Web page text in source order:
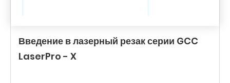
Введение в лазерный резак серии GCC
LaserPro - X